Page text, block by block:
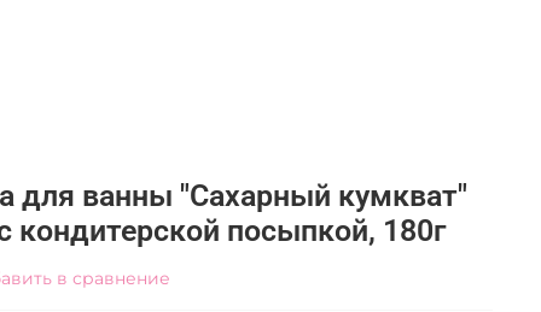
для ванны "Сахарный кумкват"
кондитерской посыпкой, 180г
в сравнение